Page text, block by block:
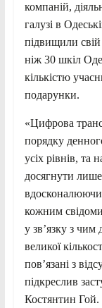
компаній,
галузі в
підвищили свій
ніж 30 шкіл
кількістю
подарунки.
«Цифрова
порядку
усіх рівнів, та
досягнути
вдосконалюючи
кожним
у зв’язку з чим
великої
пов’язані з
підкреслив
Костянтин Гой.